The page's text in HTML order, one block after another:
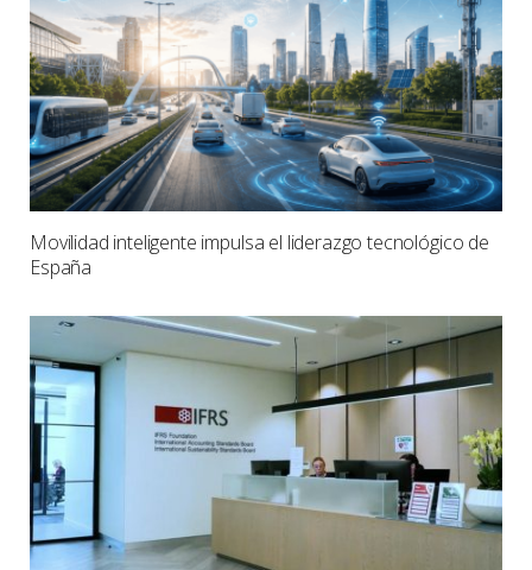
Movilidad inteligente impulsa el liderazgo tecnológico de
España